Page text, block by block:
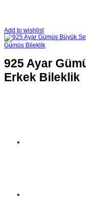
Add to wishlist
Gümüş Bileklik
925 Ayar
Erkek Bileklik